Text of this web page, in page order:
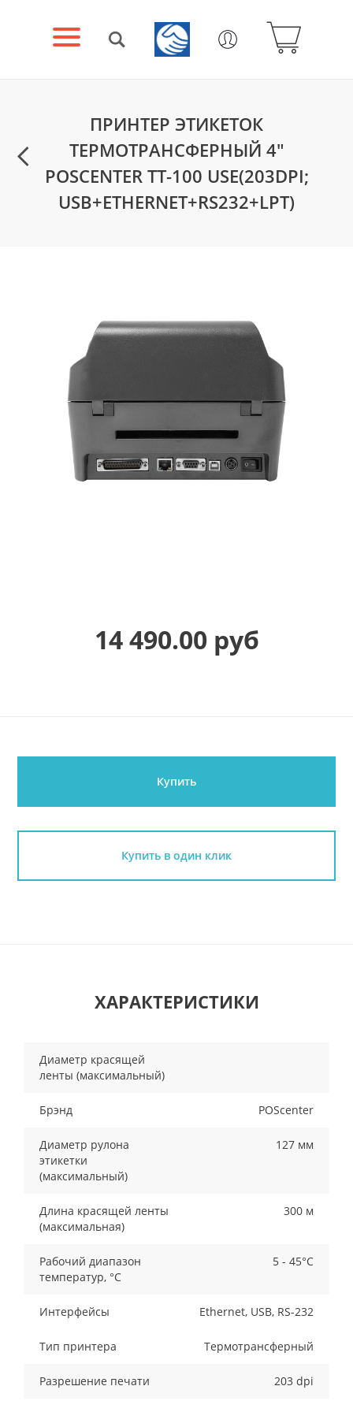
ПРИНТЕР ЭТИКЕТОК
ТЕРМОТРАНСФЕРНЫЙ 4"
POSCENTER TT-100 USE(203DPI;
USB+ETHERNET+RS232+LPT)
14 490.00 руб
Купить
Купить в один клик
ХАРАКТЕРИСТИКИ
Диаметр красящей
ленты (максимальный)
Брэнд POScenter
Диаметр рулона
этикетки
(максимальный)
127 мм
Длина красящей ленты
(максимальная)
300 м
Рабочий диапазон
температур, °C
5 - 45°C
Интерфейсы Ethernet, USB, RS-232
Тип принтера Термотрансферный
Разрешение печати 203 dpi